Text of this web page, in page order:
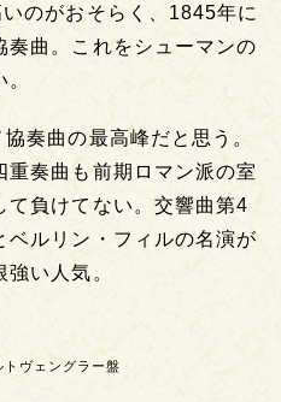
のがおそらく、1845年に
奏曲。これをシューマンの
奏曲の最高峰だと思う。
重奏曲も前期ロマン派の室
て負けてない。交響曲第4
ベルリン・フィルの名演が
い人気。
ヴェングラー盤